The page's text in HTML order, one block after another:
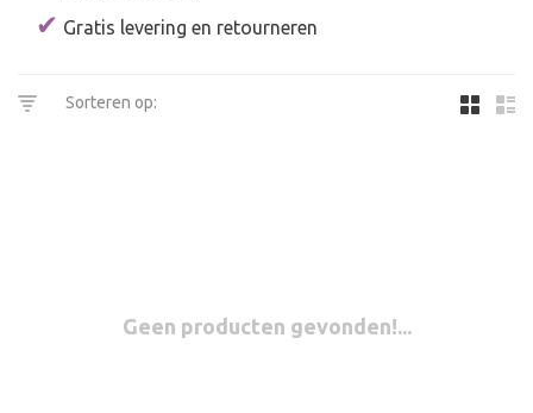
✔ Gratis levering en retourneren
Sorteren op:
Geen producten gevonden!...